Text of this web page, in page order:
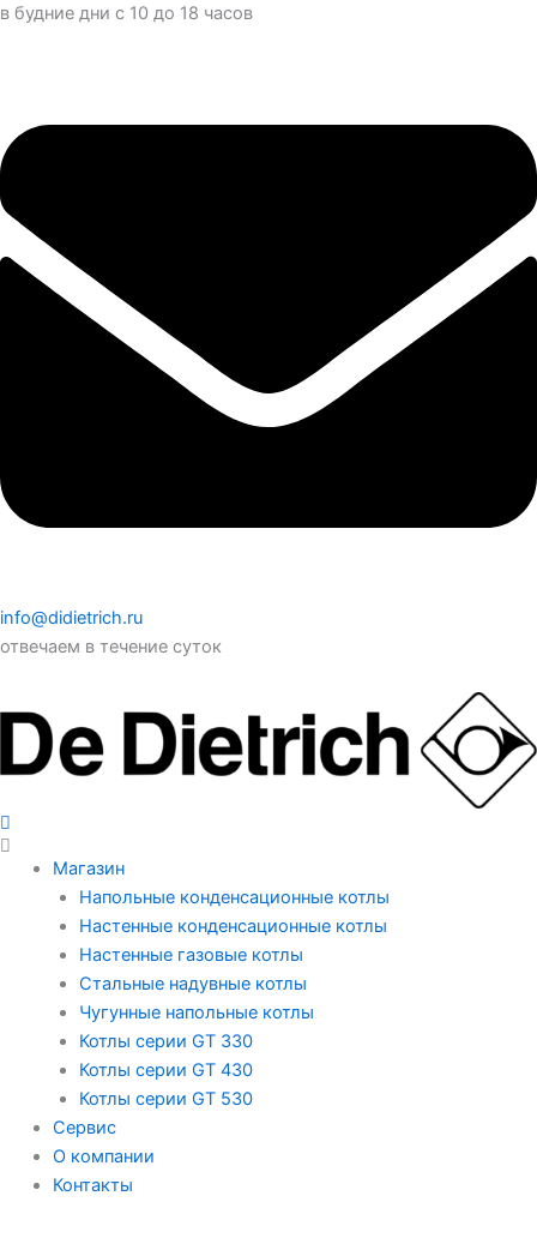
в будние дни с 10 до 18 часов
info@didietrich.ru
отвечаем в течение суток
Магазин
Напольные конденсационные котлы
Настенные конденсационные котлы
Настенные газовые котлы
Стальные надувные котлы
Чугунные напольные котлы
Котлы серии GT 330
Котлы серии GT 430
Котлы серии GT 530
Сервис
О компании
Контакты